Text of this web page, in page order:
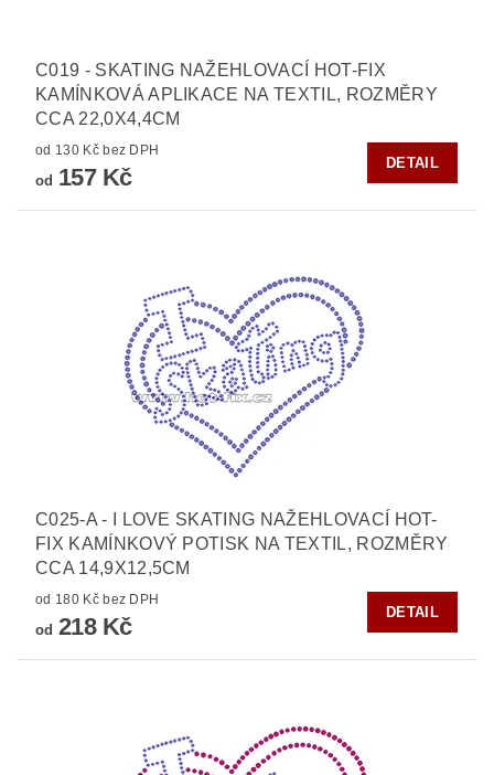
C019 - SKATING NAŽEHLOVACÍ HOT-FIX
KAMÍNKOVÁ APLIKACE NA TEXTIL, ROZMĚRY
CCA 22,0X4,4CM
od 130 Kč bez DPH
od 157 Kč
DETAIL
C025-A - I LOVE SKATING NAŽEHLOVACÍ HOT-
FIX KAMÍNKOVÝ POTISK NA TEXTIL, ROZMĚRY
CCA 14,9X12,5CM
od 180 Kč bez DPH
od 218 Kč
DETAIL